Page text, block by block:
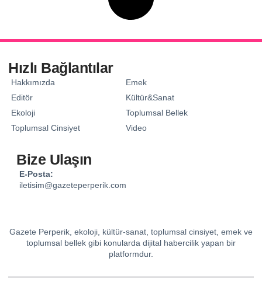
Hızlı Bağlantılar
Hakkımızda
Editör
Ekoloji
Toplumsal Cinsiyet
Emek
Kültür&Sanat
Toplumsal Bellek
Video
Bize Ulaşın
E-Posta:
iletisim@gazeteperperik.com
Gazete Perperik, ekoloji, kültür-sanat, toplumsal cinsiyet, emek ve
toplumsal bellek gibi konularda dijital habercilik yapan bir
platformdur.